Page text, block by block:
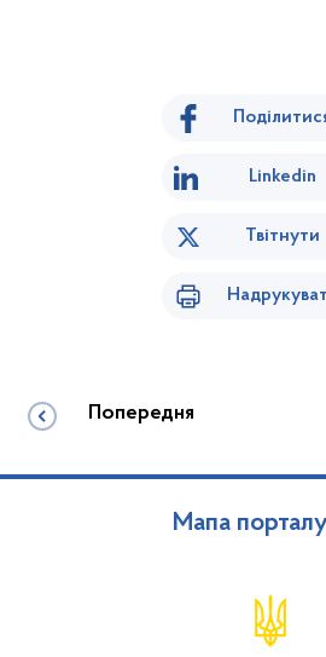
Linkedin
Твітнути
Попередня
Мапа